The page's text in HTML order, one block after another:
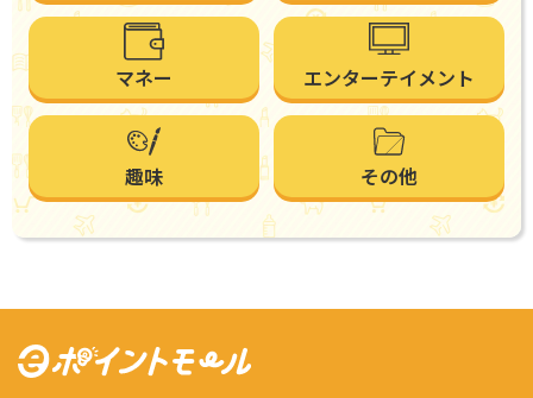
マネー エンターテイメント
趣味 その他